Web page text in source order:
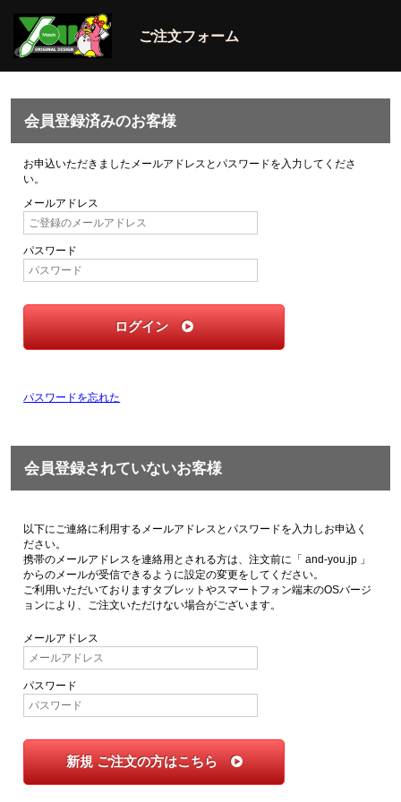
ご注文フォーム
会員登録済みのお客様
お申込いただきましたメールアドレスとパスワードを入力してくださ
い。
メールアドレス
パスワード
ログイン
パスワードを忘れた
会員登録されていないお客様
以下にご連絡に利用するメールアドレスとパスワードを入力しお申込く
ださい。
携帯のメールアドレスを連絡用とされる方は、注文前に「 and-you.jp 」
からのメールが受信できるように設定の変更をしてください。
ご利用いただいておりますタブレットやスマートフォン端末のOSバージ
ョンにより、ご注文いただけない場合がございます。
メールアドレス
パスワード
新規 ご注文の方はこちら